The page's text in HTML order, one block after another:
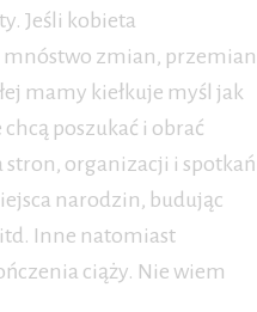
Jeśli kobieta
mnóstwo zmian, przemian
mamy kiełkuje myśl jak
poszukać i obrać
stron, organizacji i spotkań
narodzin, budując
Inne natomiast
ciąży. Nie wiem